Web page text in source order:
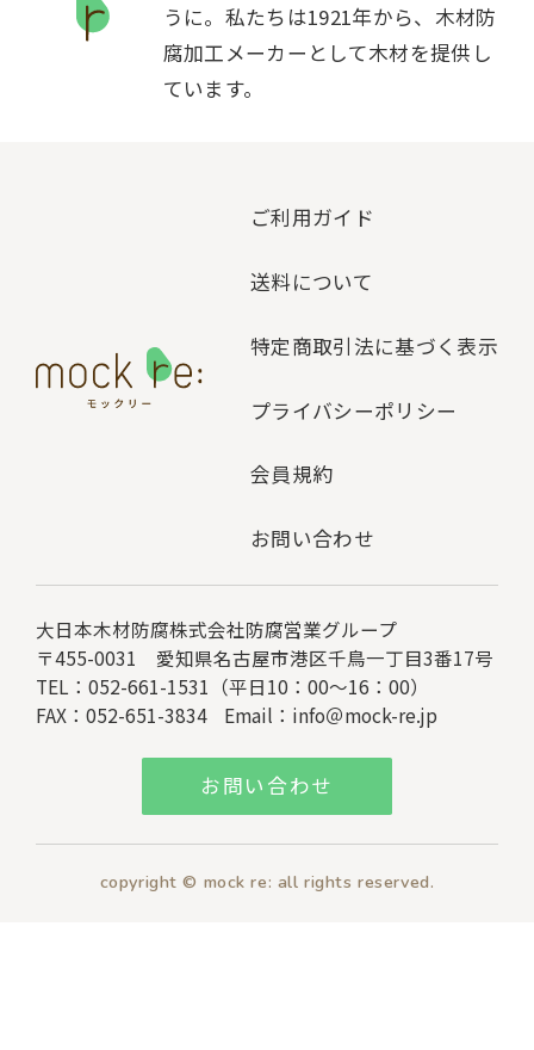
うに。私たちは1921年から、木材防
腐加工メーカーとして木材を提供し
ています。
ご利用ガイド
送料について
特定商取引法に基づく表示
プライバシーポリシー
会員規約
お問い合わせ
大日本木材防腐株式会社防腐営業グループ
〒455-0031 愛知県名古屋市港区千鳥一丁目3番17号
TEL：052-661-1531（平日10：00～16：00）
FAX：052-651-3834
Email： info＠mock-re.jp
お問い合わせ
copyright © mock re: all rights reserved.